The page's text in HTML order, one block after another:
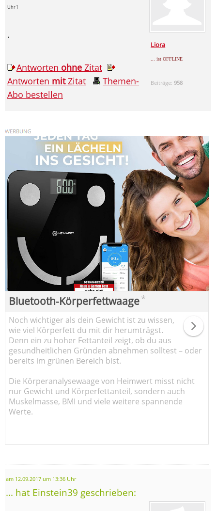
Liora
... ist OFFLINE
Beiträge:958
Uhr ]
.
Antworten ohne Zitat
Antworten mitZitat
Themen-
Abo bestellen
Bluetooth-Körperfettwaage*
Noch wichtiger als dein Gewicht ist zu wissen,
wie viel Körperfett du mit dir herumträgst.
Denn ein zu hoher Fettanteil zeigt, ob du aus
gesundheitlichen Gründen abnehmen solltest – oder
bereits im grünen Bereich bist.
Die Körperanalysewaage von Heimwert misst nicht
nur Gewicht und Körperfettanteil, sondern auch
Muskelmasse, BMI und viele weitere spannende
Werte.
am 12.09.2017 um 13:36 Uhr
... hat Einstein39 geschrieben: